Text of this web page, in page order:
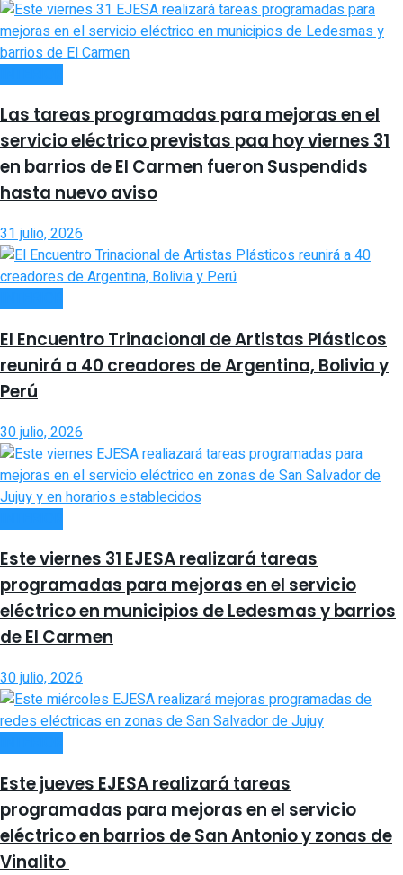
Las tareas programadas para mejoras en el
servicio eléctrico previstas paa hoy viernes 31
en barrios de El Carmen fueron Suspendids
hasta nuevo aviso
31 julio, 2026
El Encuentro Trinacional de Artistas Plásticos
reunirá a 40 creadores de Argentina, Bolivia y
Perú
30 julio, 2026
Este viernes 31 EJESA realizará tareas
programadas para mejoras en el servicio
eléctrico en municipios de Ledesmas y barrios
de El Carmen
30 julio, 2026
Este jueves EJESA realizará tareas
programadas para mejoras en el servicio
eléctrico en barrios de San Antonio y zonas de
Vinalito